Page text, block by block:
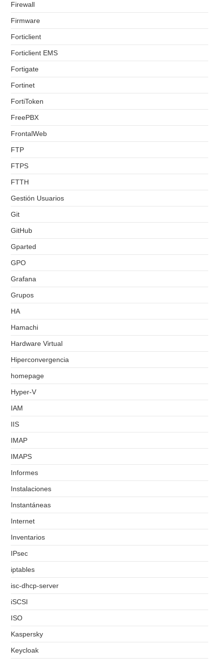
Firewall
Firmware
Forticlient
Forticlient EMS
Fortigate
Fortinet
FortiToken
FreePBX
FrontalWeb
FTP
FTPS
FTTH
Gestión Usuarios
Git
GitHub
Gparted
GPO
Grafana
Grupos
HA
Hamachi
Hardware Virtual
Hiperconvergencia
homepage
Hyper-V
IAM
IIS
IMAP
IMAPS
Informes
Instalaciones
Instantáneas
Internet
Inventarios
IPsec
iptables
isc-dhcp-server
iSCSI
ISO
Kaspersky
Keycloak